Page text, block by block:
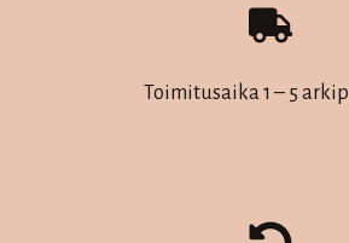
Toimitusaika 1 – 5